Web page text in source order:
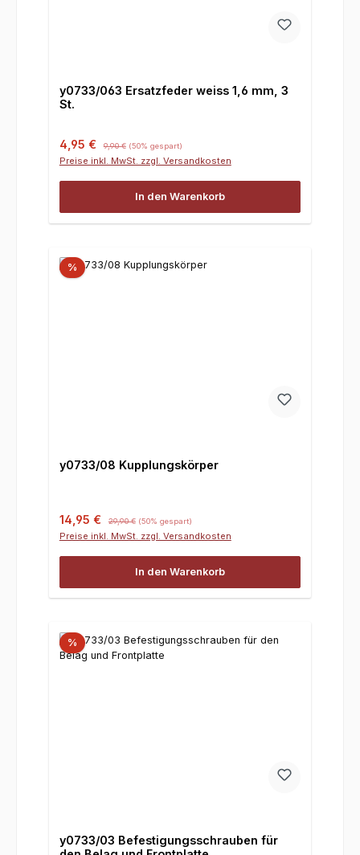
y0733/063 Ersatzfeder weiss 1,6 mm, 3
St.
Verkaufspreis:
4,95 € 9,90 € (50% gespart)
Preise inkl. MwSt. zzgl. Versandkosten
In den Warenkorb
%
y0733/08 Kupplungskörper
Verkaufspreis:
14,95 € 29,90 € (50% gespart)
Preise inkl. MwSt. zzgl. Versandkosten
In den Warenkorb
%
y0733/03 Befestigungsschrauben für